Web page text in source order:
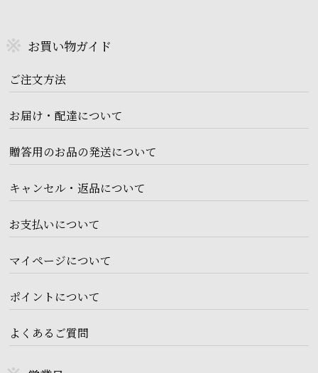
お買い物ガイド
ご注文方法
お届け・配達について
贈答用のお品の発送について
キャンセル・返品について
お支払いについて
マイページについて
ポイントについて
よくあるご質問